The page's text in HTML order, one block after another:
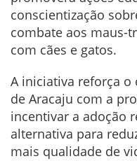
conscientização
combate aos maus-
com cães e gatos.
A iniciativa reforça
de Aracaju com a
incentivar a adoção
alternativa para
mais qualidade de